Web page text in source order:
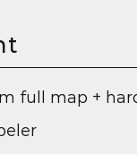
full map +